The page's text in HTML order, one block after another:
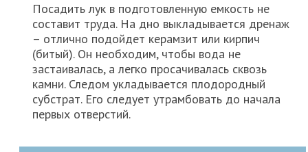
Посадить лук в подготовленную емкость не
составит труда. На дно выкладывается дренаж
– отлично подойдет керамзит или кирпич
(битый). Он необходим, чтобы вода не
застаивалась, а легко просачивалась сквозь
камни. Следом укладывается плодородный
субстрат. Его следует утрамбовать до начала
первых отверстий.